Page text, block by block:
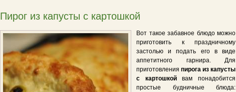
Пирог из капусты с картошкой
Вот такое забавное блюдо можно
приготовить к праздничному
застолью и подать его в виде
аппетитного гарнира. Для
приготовления пирога из капусты
с картошкойвам понадобится
простые будничные блюда: